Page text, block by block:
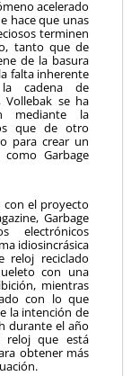
acelerado
hace que unas
terminen
tanto que de
de la basura
falta inherente
cadena de
Vollebak se ha
mediante la
que de otro
para crear un
Garbage
con el proyecto
Garbage
electrónicos
idiosincrásica
reloj reciclado
con una
mientras
con lo que
la intención de
durante el año
reloj que está
obtener más